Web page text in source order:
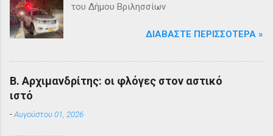
του Δήμου Βριλησσίων
ΔΙΑΒΆΣΤΕ ΠΕΡΙΣΣΌΤΕΡΑ »
Β. Αρχιμανδρίτης: οι φλόγες στον αστικό
ιστό
-Αυγούστου 01, 2026